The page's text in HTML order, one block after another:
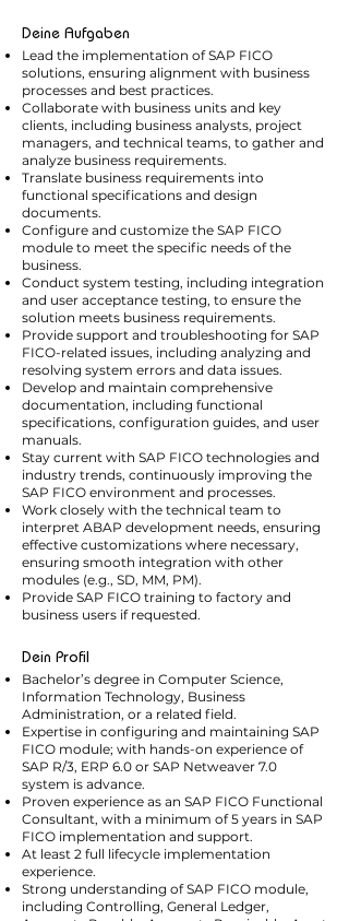
Deine Aufgaben
Lead the implementation of SAP FICO
solutions, ensuring alignment with business
processes and best practices.
Collaborate with business units and key
clients, including business analysts, project
managers, and technical teams, to gather and
analyze business requirements.
Translate business requirements into
functional specifications and design
documents.
Configure and customize the SAP FICO
module to meet the specific needs of the
business.
Conduct system testing, including integration
and user acceptance testing, to ensure the
solution meets business requirements.
Provide support and troubleshooting for SAP
FICO-related issues, including analyzing and
resolving system errors and data issues.
Develop and maintain comprehensive
documentation, including functional
specifications, configuration guides, and user
manuals.
Stay current with SAP FICO technologies and
industry trends, continuously improving the
SAP FICO environment and processes.
Work closely with the technical team to
interpret ABAP development needs, ensuring
effective customizations where necessary,
ensuring smooth integration with other
modules (e.g., SD, MM, PM).
Provide SAP FICO training to factory and
business users if requested.
Dein Profil
Bachelor’s degree in Computer Science,
Information Technology, Business
Administration, or a related field.
Expertise in configuring and maintaining SAP
FICO module; with hands-on experience of
SAP R/3, ERP 6.0 or SAP Netweaver 7.0
system is advance.
Proven experience as an SAP FICO Functional
Consultant, with a minimum of 5 years in SAP
FICO implementation and support.
At least 2 full lifecycle implementation
experience.
Strong understanding of SAP FICO module,
including Controlling, General Ledger,